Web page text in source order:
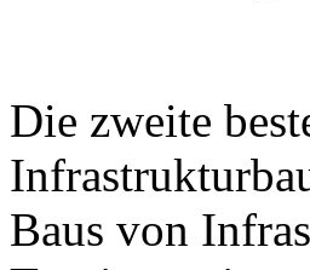
Die zweite
Baus von